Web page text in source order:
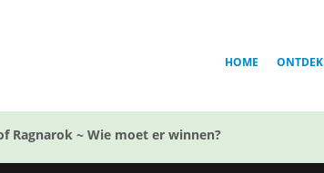
HOME ONTDEK
Ragnarok ~ Wie moet er winnen?